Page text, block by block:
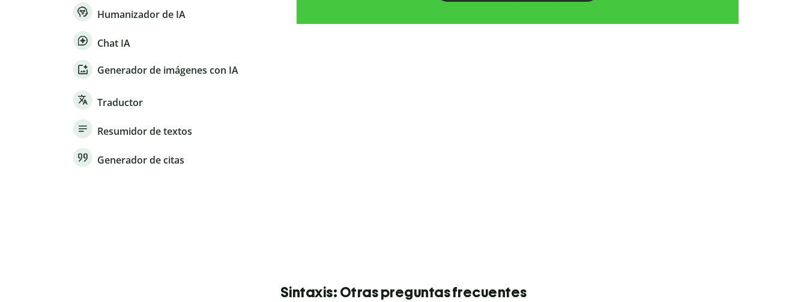
Humanizador de IA
Chat IA
Generador de imágenes con IA
Traductor
Resumidor de textos
Generador de citas
Sintaxis: Otras preguntas frecuentes